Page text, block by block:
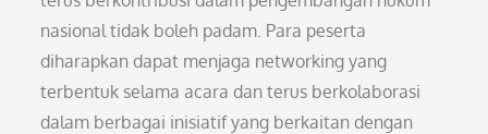
nasional tidak boleh padam. Para peserta
diharapkan dapat menjaga networking yang
terbentuk selama acara dan terus berkolaborasi
dalam berbagai inisiatif yang berkaitan dengan